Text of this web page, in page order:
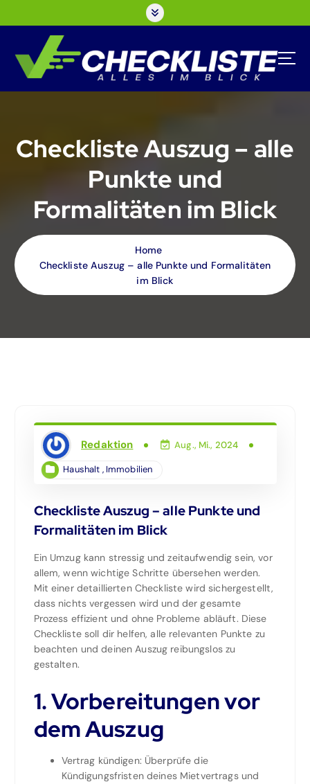
Checkliste Auszug – alle
Punkte und
Formalitäten im Blick
Home
Checkliste Auszug – alle Punkte und Formalitäten
im Blick
Redaktion Aug., Mi., 2024
Haushalt , Immobilien
Checkliste Auszug – alle Punkte und
Formalitäten im Blick
Ein Umzug kann stressig und zeitaufwendig sein, vor
allem, wenn wichtige Schritte übersehen werden.
Mit einer detaillierten Checkliste wird sichergestellt,
dass nichts vergessen wird und der gesamte
Prozess effizient und ohne Probleme abläuft. Diese
Checkliste soll dir helfen, alle relevanten Punkte zu
beachten und deinen Auszug reibungslos zu
gestalten.
1. Vorbereitungen vor
dem Auszug
Vertrag kündigen: Überprüfe die
Kündigungsfristen deines Mietvertrags und